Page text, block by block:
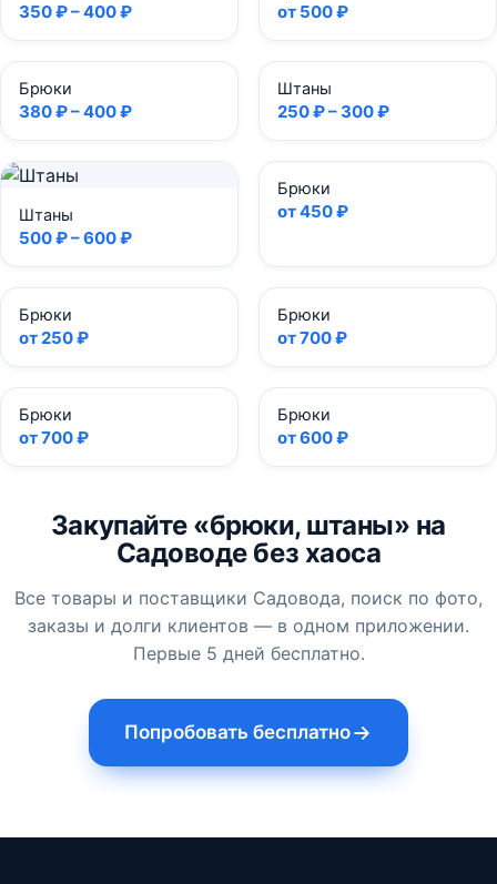
350 ₽ – 400 ₽ от 500 ₽
Брюки
380 ₽ – 400 ₽
Штаны
250 ₽ – 300 ₽
Штаны
500 ₽ – 600 ₽
Брюки
от 450 ₽
Брюки
от 250 ₽
Брюки
от 700 ₽
Брюки
от 700 ₽
Брюки
от 600 ₽
Закупайте «брюки, штаны» на
Садоводе без хаоса
Все товары и поставщики Садовода, поиск по фото,
заказы и долги клиентов — в одном приложении.
Первые 5 дней бесплатно.
Попробовать бесплатно